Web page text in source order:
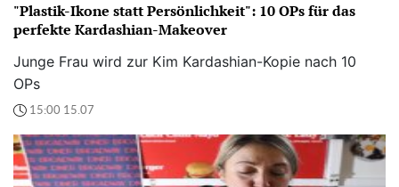
"Plastik-Ikone statt Persönlichkeit": 10 OPs für das
perfekte Kardashian-Makeover
Junge Frau wird zur Kim Kardashian-Kopie nach 10
OPs
15:00 15.07